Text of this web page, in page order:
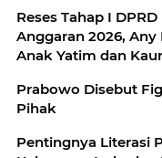
Reses Tahap I
Anggaran 2026, Any
Anak Yatim dan
Prabowo Disebut
Pihak
Pentingnya Literasi